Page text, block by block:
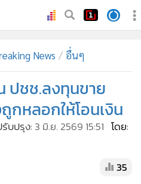
News อื่นๆ
ปชช.ลงทุนขาย
กหลอกให้โอนเงิน
บปรุง: 3 มิ.ย. 2569 15:51 โดย:
35